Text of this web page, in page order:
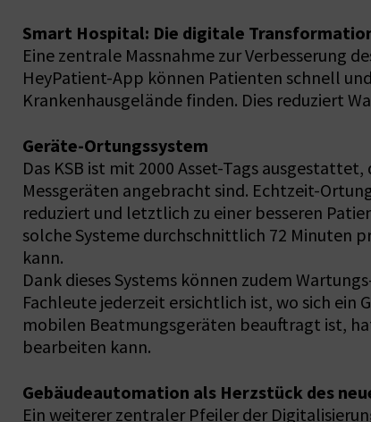
Smart Hospital: Die digitale
Eine zentrale Massnahme zur Verbesserung
HeyPatient-App können Patienten schnell
Krankenhausgelände finden. Dies reduziert
Geräte-Ortungssystem
Das KSB ist mit 2000 Asset-Tags
Messgeräten angebracht sind. Echtzeit-
reduziert und letztlich zu einer besseren
solche Systeme durchschnittlich 72 Minuten
kann.
Dank dieses Systems können zudem
Fachleute jederzeit ersichtlich ist, wo sich ein
mobilen Beatmungsgeräten beauftragt ist,
bearbeiten kann.
Gebäudeautomation als Herzstück des
Ein weiterer zentraler Pfeiler der